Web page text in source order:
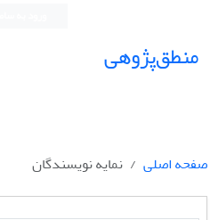
منطق‌پژوهی
صفحه اصلی نمایه نویسندگان